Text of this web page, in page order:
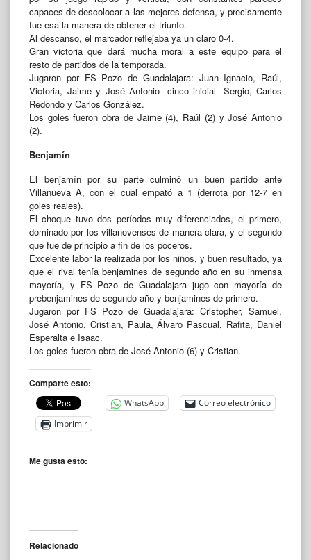
capaces de descolocar a las mejores defensa, y precisamente
fue esa la manera de obtener el triunfo.
Al descanso, el marcador reflejaba ya un claro 0-4.
Gran victoria que dará mucha moral a este equipo para el
resto de partidos de la temporada.
Jugaron por FS Pozo de Guadalajara: Juan Ignacio, Raúl,
Victoria, Jaime y José Antonio -cinco inicial- Sergio, Carlos
Redondo y Carlos González.
Los goles fueron obra de Jaime (4), Raúl (2) y José Antonio
(2).
Benjamín
El benjamín por su parte culminó un buen partido ante
Villanueva A, con el cual empató a 1 (derrota por 12-7 en
goles reales).
El choque tuvo dos períodos muy diferenciados, el primero,
dominado por los villanovenses de manera clara, y el segundo
que fue de principio a fin de los poceros.
Excelente labor la realizada por los niños, y buen resultado, ya
que el rival tenía benjamines de segundo año en su inmensa
mayoría, y FS Pozo de Guadalajara jugo con mayoría de
prebenjamines de segundo año y benjamines de primero.
Jugaron por FS Pozo de Guadalajara: Cristopher, Samuel,
José Antonio, Cristian, Paula, Álvaro Pascual, Rafita, Daniel
Esperalta e Isaac.
Los goles fueron obra de José Antonio (6) y Cristian.
Comparte esto:
WhatsApp
Correo electrónico
Imprimir
Me gusta esto:
Relacionado